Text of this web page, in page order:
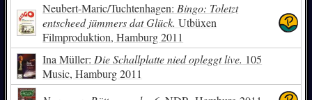
Neubert-Maric/Tuchtenhagen: Bingo: Toletzt
entscheed jümmers dat Glück. Utbüxen
Filmproduktion, Hamburg 2011
Ina Müller: Die Schallplatte nied opleggt live. 105
Music, Hamburg 2011